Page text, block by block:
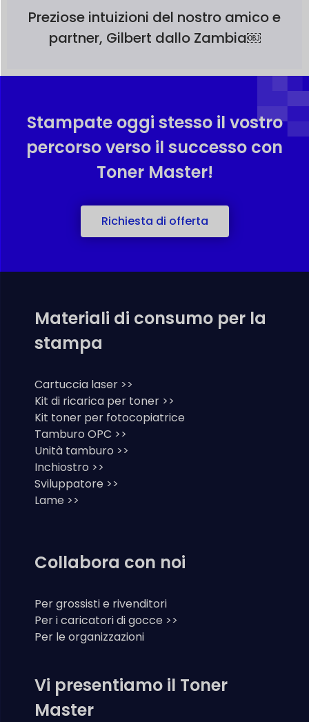
Preziose intuizioni del nostro amico e
partner, Gilbert dallo Zambia￼
Stampate oggi stesso il vostro
percorso verso il successo con
Toner Master!
Richiesta di offerta
Materiali di consumo per la
stampa
Cartuccia laser >>
Kit di ricarica per toner >>
Kit toner per fotocopiatrice
Tamburo OPC >>
Unità tamburo >>
Inchiostro >>
Sviluppatore >>
Lame >>
Collabora con noi
Per grossisti e rivenditori
Per i caricatori di gocce >>
Per le organizzazioni
Vi presentiamo il Toner
Master